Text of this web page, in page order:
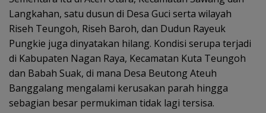
Langkahan, satu dusun di Desa Guci serta wilayah
Riseh Teungoh, Riseh Baroh, dan Dudun Rayeuk
Pungkie juga dinyatakan hilang. Kondisi serupa terjadi
di Kabupaten Nagan Raya, Kecamatan Kuta Teungoh
dan Babah Suak, di mana Desa Beutong Ateuh
Banggalang mengalami kerusakan parah hingga
sebagian besar permukiman tidak lagi tersisa.